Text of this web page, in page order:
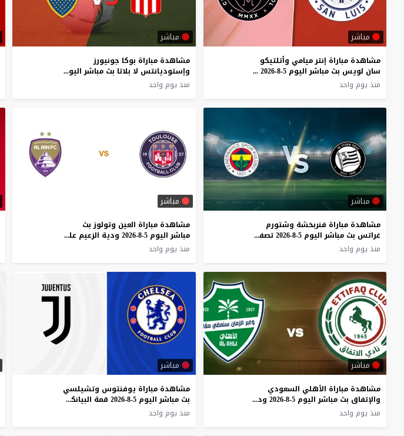
مباشر
مشاهدة مباراة إنتر ميامي وأتلتيكو
سان لويس بث مباشر اليوم 5-8-2026 بطولة كأس الدوريات
منذ يوم واحد
مباشر
مشاهدة مباراة بوكا جونيورز
وإستوديانتس لا بلاتا بث مباشر اليوم 5-8-2026 قمة ألبرتو خوسيه أرماندو
منذ يوم واحد
مباشر
مشاهدة مباراة فنربخشة وشتورم
غراتس بث مباشر اليوم 5-8-2026 تصفيات دوري أبطال أوروبا
منذ يوم واحد
مباشر
مشاهدة مباراة العين وتولوز بث
مباشر اليوم 5-8-2026 ودية الزعيم على مركز بيناتار أرينا
منذ يوم واحد
مباشر
مشاهدة مباراة الأهلي السعودي
والإتفاق بث مباشر اليوم 5-8-2026 ودية الراقي ضد النواخذة
منذ يوم واحد
مباشر
مشاهدة مباراة يوفنتوس وتشيلسي
بث مباشر اليوم 5-8-2026 قمة البيانكونيري ضد البلوز الودية
منذ يوم واحد